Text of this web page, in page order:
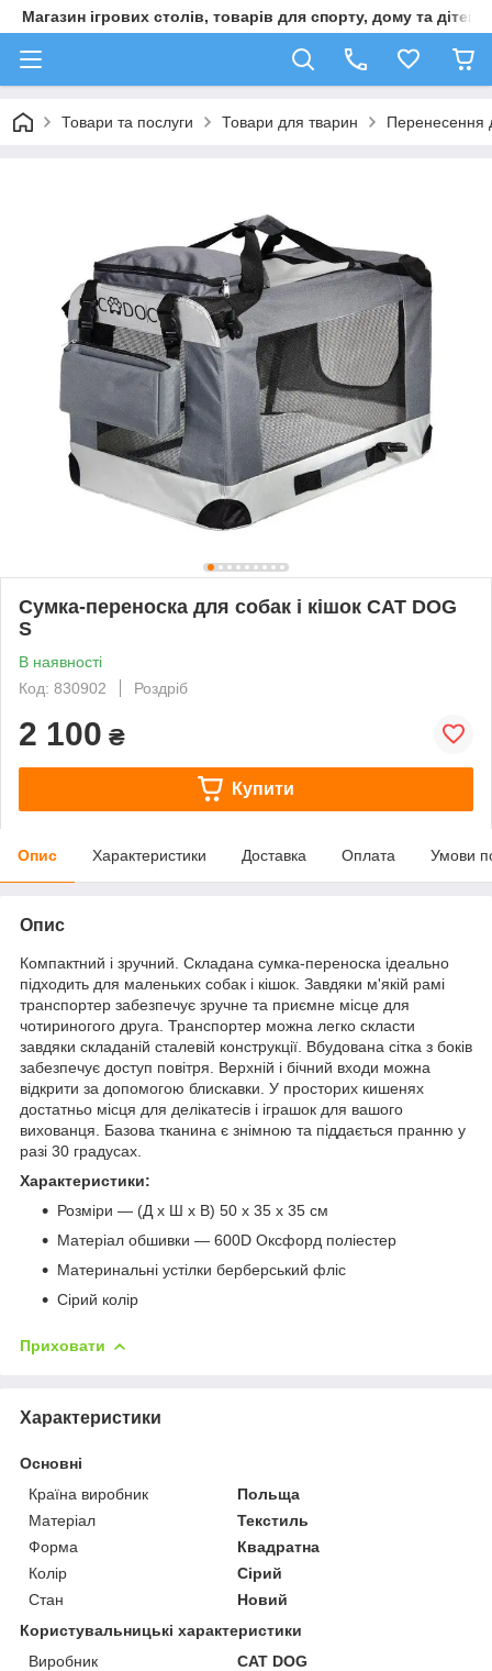
Магазин ігрових столів, товарів для спорту, дому та дітей
Товари та послуги Товари для тварин Перенесення
Сумка-переноска для собак і кішок CAT DOG
S
В наявності
Код: 830902
Роздріб
2 100 ₴
Купити
Опис Характеристики Доставка Оплата Умови
Опис
Компактний і зручний. Складана сумка-переноска ідеально
підходить для маленьких собак і кішок. Завдяки м'якій рамі
транспортер забезпечує зручне та приємне місце для
чотириногого друга. Транспортер можна легко скласти
завдяки складаній сталевій конструкції. Вбудована сітка з боків
забезпечує доступ повітря. Верхній і бічний входи можна
відкрити за допомогою блискавки. У просторих кишенях
достатньо місця для делікатесів і іграшок для вашого
вихованця. Базова тканина є знімною та піддається пранню у
разі 30 градусах.
Характеристики:
Розміри — (Д х Ш х В) 50 х 35 х 35 см
Матеріал обшивки — 600D Оксфорд поліестер
Материнальні устілки берберський фліс
Сірий колір
Приховати
Характеристики
Основні
Країна виробник
Польща
Матеріал
Текстиль
Форма
Квадратна
Колір
Сірий
Стан
Новий
Користувальницькі характеристики
Виробник
CAT DOG